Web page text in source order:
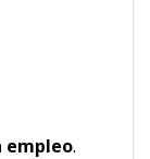
empleo.